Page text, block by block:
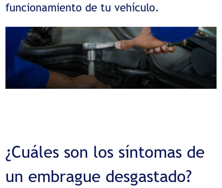
funcionamiento de tu vehículo.
¿Cuáles son los síntomas de
un embrague desgastado?